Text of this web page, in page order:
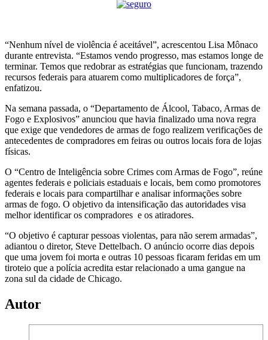
“Nenhum nível de violência é aceitável”, acrescentou Lisa Mônaco
durante entrevista. “Estamos vendo progresso, mas estamos longe de
terminar. Temos que redobrar as estratégias que funcionam, trazendo
recursos federais para atuarem como multiplicadores de força”,
enfatizou.
Na semana passada, o “Departamento de Álcool, Tabaco, Armas de
Fogo e Explosivos” anunciou que havia finalizado uma nova regra
que exige que vendedores de armas de fogo realizem verificações de
antecedentes de compradores em feiras ou outros locais fora de lojas
físicas.
O “Centro de Inteligência sobre Crimes com Armas de Fogo”, reúne
agentes federais e policiais estaduais e locais, bem como promotores
federais e locais para compartilhar e analisar informações sobre
armas de fogo. O objetivo da intensificação das autoridades visa
melhor identificar os compradores e os atiradores.
“O objetivo é capturar pessoas violentas, para não serem armadas”,
adiantou o diretor, Steve Dettelbach. O anúncio ocorre dias depois
que uma jovem foi morta e outras 10 pessoas ficaram feridas em um
tiroteio que a polícia acredita estar relacionado a uma gangue na
zona sul da cidade de Chicago.
Autor